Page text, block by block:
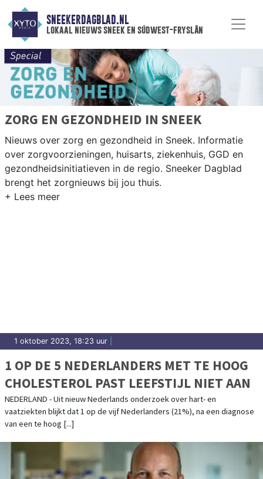
SNEEKERDAGBLAD.NL
lokaal nieuws sneek en súdwest-fryslân
ZORG EN GEZONDHEID IN SNEEK
Nieuws over zorg en gezondheid in Sneek. Informatie
over zorgvoorzieningen, huisarts, ziekenhuis, GGD en
gezondheidsinitiatieven in de regio. Sneeker Dagblad
brengt het zorgnieuws bij jou thuis.
1 oktober 2023, 18:23 uur
1 OP DE 5 NEDERLANDERS MET TE HOOG
CHOLESTEROL PAST LEEFSTIJL NIET AAN
NEDERLAND - Uit nieuw Nederlands onderzoek over hart- en
vaatziekten blijkt dat 1 op de vijf Nederlanders (21%), na een diagnose
van een te hoog [...]